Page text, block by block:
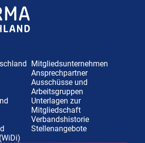
Mitgliedsunternehmen
Ansprechpartner
Ausschüsse und
Arbeitsgruppen
Unterlagen zur
Mitgliedschaft
Verbandshistorie
Stellenangebote